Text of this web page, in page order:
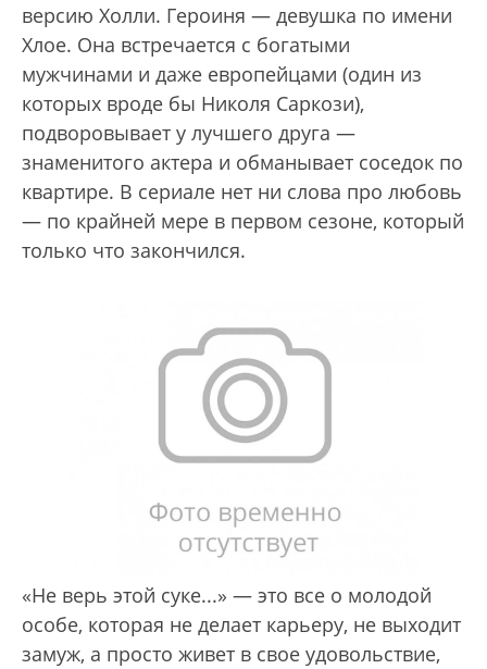
версию Холли. Героиня — девушка по имени
Хлое. Она встречается с богатыми
мужчинами и даже европейцами (один из
которых вроде бы Николя Саркози),
подворовывает у лучшего друга —
знаменитого актера и обманывает соседок по
квартире. В сериале нет ни слова про любовь
— по крайней мере в первом сезоне, который
только что закончился.
«Не верь этой суке...» — это все о молодой
особе, которая не делает карьеру, не выходит
замуж, а просто живет в свое удовольствие,